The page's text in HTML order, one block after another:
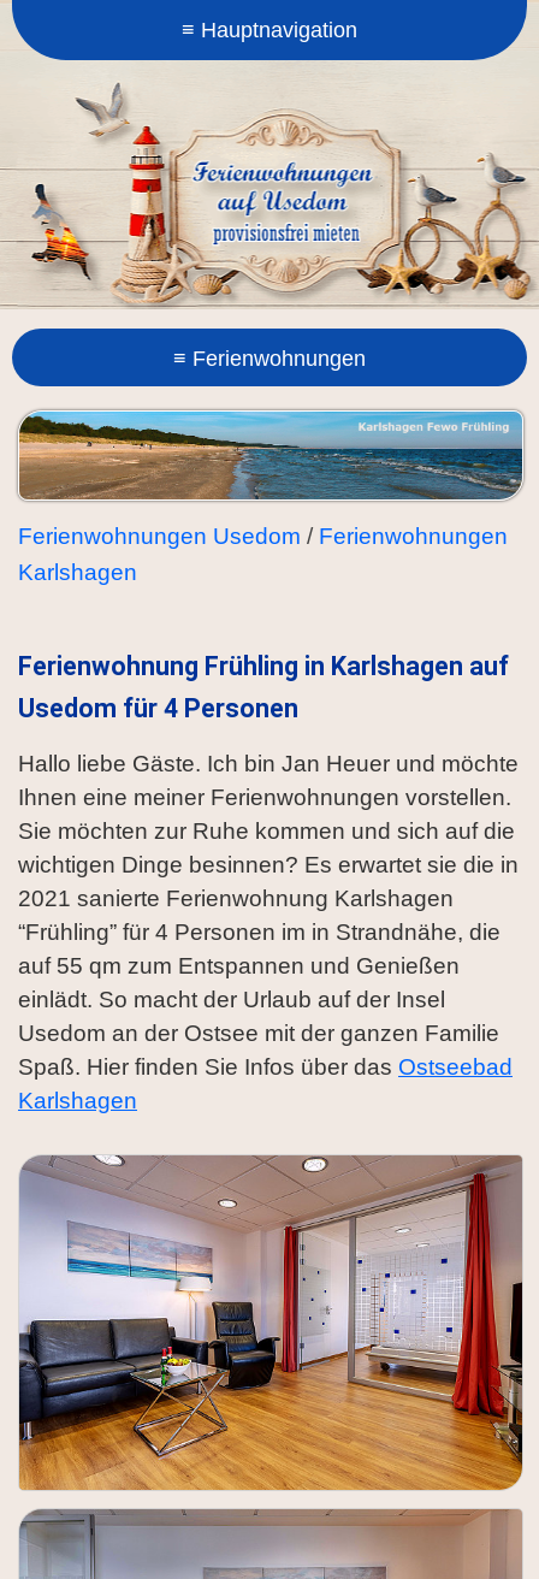
Ferienwohnungen Usedom / Ferienwohnungen
Karlshagen
Ferienwohnung Frühling in Karlshagen auf
Usedom für 4 Personen
Hallo liebe Gäste. Ich bin Jan Heuer und möchte
Ihnen eine meiner Ferienwohnungen vorstellen.
Sie möchten zur Ruhe kommen und sich auf die
wichtigen Dinge besinnen? Es erwartet sie die in
2021 sanierte Ferienwohnung Karlshagen
“Frühling” für 4 Personen im in Strandnähe, die
auf 55 qm zum Entspannen und Genießen
einlädt. So macht der Urlaub auf der Insel
Usedom an der Ostsee mit der ganzen Familie
Spaß. Hier finden Sie Infos über das Ostseebad
Karlshagen